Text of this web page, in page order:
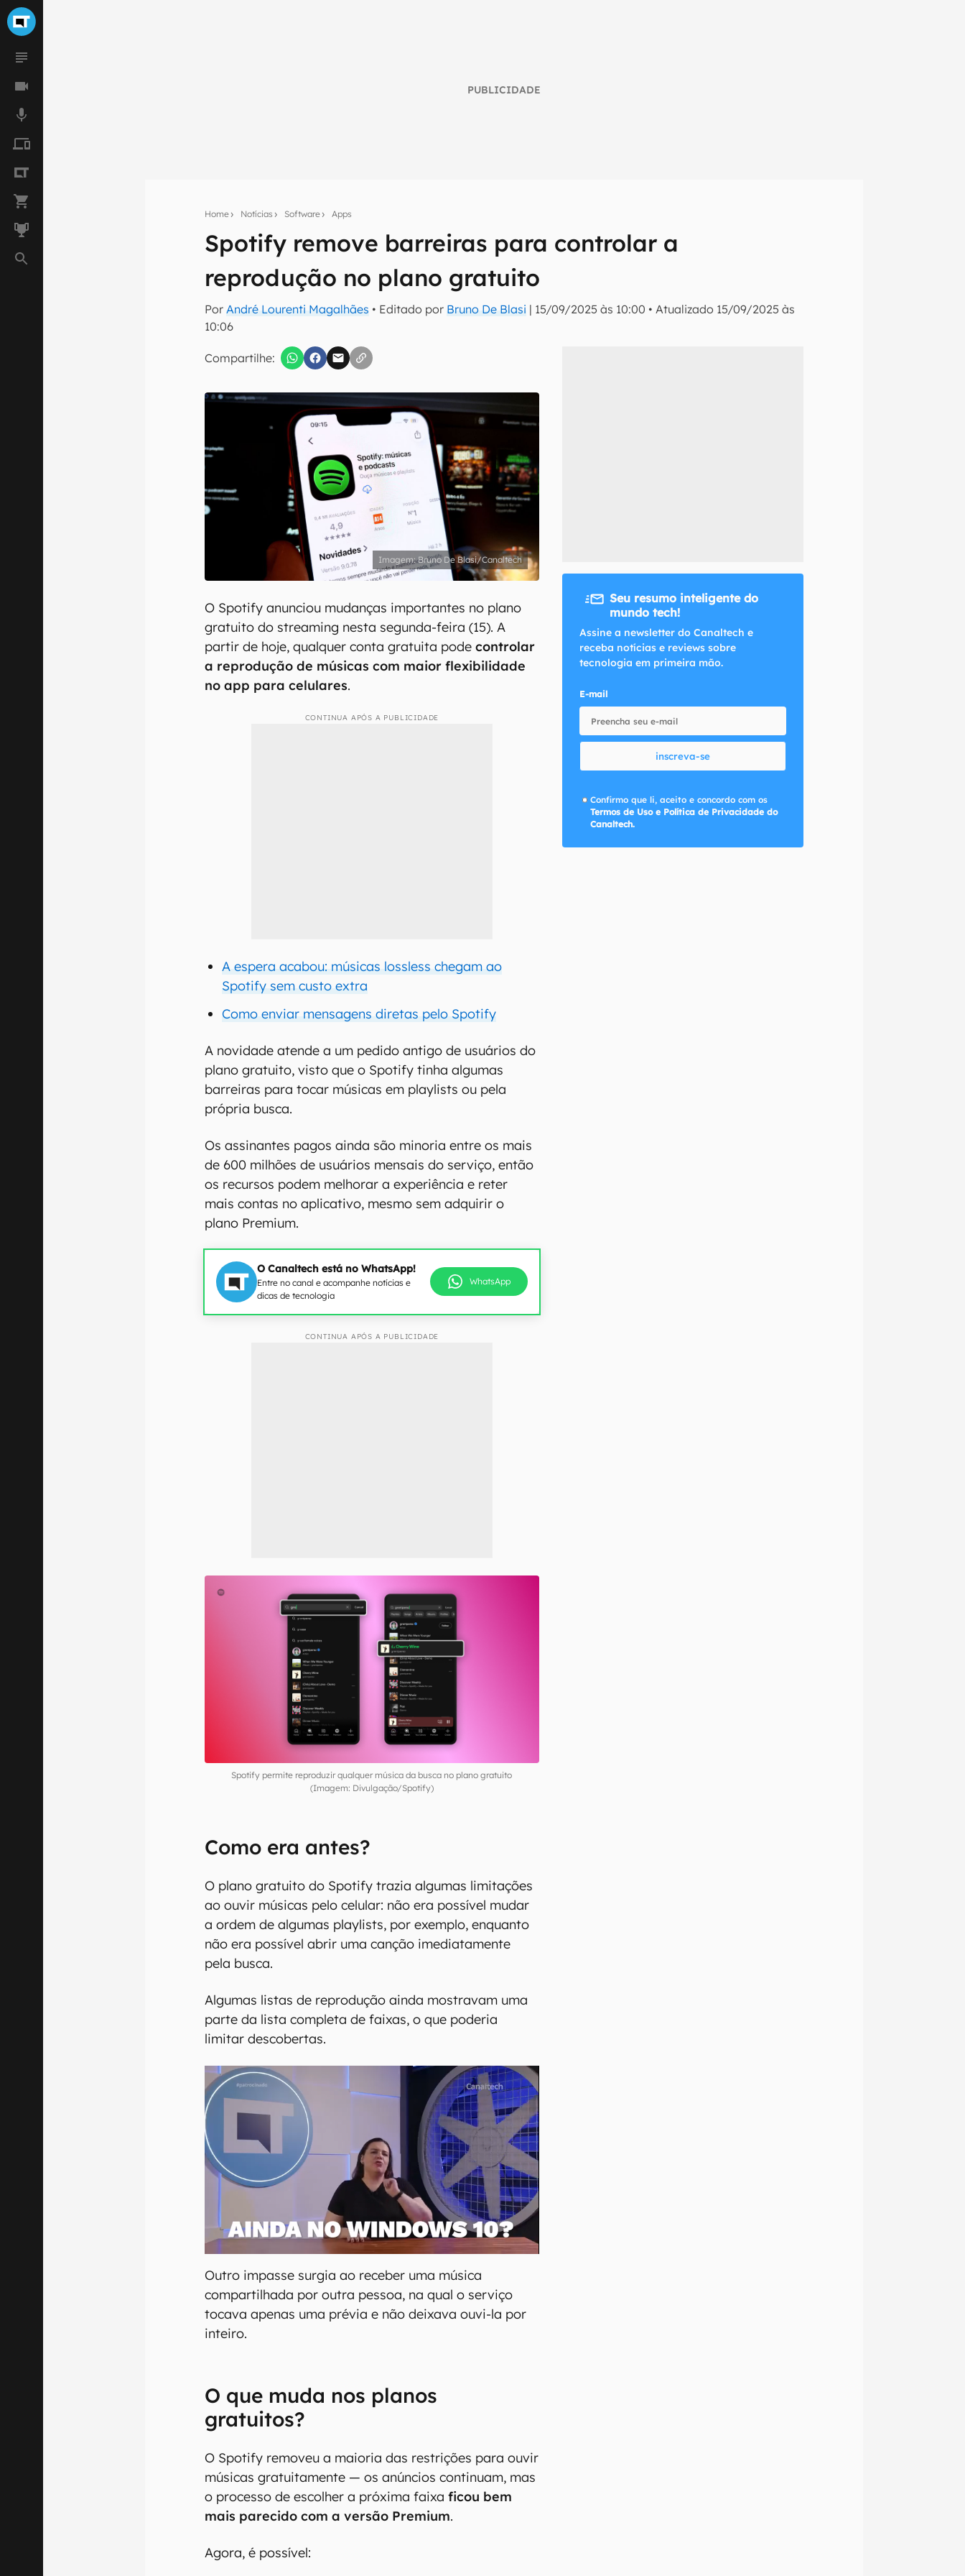
PUBLICIDADE
Home Notícias Software Apps
Spotify remove barreiras para controlar a
reprodução no plano gratuito
PorAndré Lourenti Magalhães • Editado por Bruno De Blasi | 15/09/2025 às 10:00 •Atualizado 15/09/2025 às
10:06
Compartilhe:
Seu resumo inteligente do mundo tech!
Assine a newsletter do Canaltech e receba notícias e reviews sobre tecnologia em primeira
Confirmo que li, aceito e concordo com os
Bruno De Blasi/Canaltech
O Spotify anunciou mudanças importantes no plano
gratuito do streaming nesta segunda-feira (15). A
partir de hoje, qualquer conta gratuita podecontrolar
a reprodução de músicas com maior flexibilidade
no app para celulares.
CONTINUA APÓS A PUBLICIDADE
A espera acabou: músicas lossless chegam ao
Spotify sem custo extra
Como enviar mensagens diretas pelo Spotify
A novidade atende a um pedido antigo de usuários do
plano gratuito, visto que o Spotify tinha algumas
barreiras para tocar músicas em playlists ou pela
própria busca.
Os assinantes pagos ainda são minoria entre os mais
de 600 milhões de usuários mensais do serviço, então
os recursos podem melhorar a experiência e reter
mais contas no aplicativo, mesmo sem adquirir o
plano Premium.
O Canaltech está no WhatsApp!
Entre no canal e acompanhe notícias e
dicas de tecnologia
WhatsApp
CONTINUA APÓS A PUBLICIDADE
Spotify permite reproduzir qualquer música da busca no plano gratuito
(Imagem: Divulgação/Spotify)
Como era antes?
O plano gratuito do Spotify trazia algumas limitações
ao ouvir músicas pelo celular: não era possível mudar
a ordem de algumas playlists, por exemplo, enquanto
não era possível abrir uma canção imediatamente
pela busca.
Algumas listas de reprodução ainda mostravam uma
parte da lista completa de faixas, o que poderia
limitar descobertas.
Outro impasse surgia ao receber uma música
compartilhada por outra pessoa, na qual o serviço
tocava apenas uma prévia e não deixava ouvi-la por
inteiro.
O que muda nos planos
gratuitos?
O Spotify removeu a maioria das restrições para ouvir
músicas gratuitamente — os anúncios continuam, mas
o processo de escolher a próxima faixaficou bem
mais parecido com a versão Premium.
Agora, é possível:
Seu resumo inteligente do
mundo tech!
Assine a newsletter do Canaltech e
receba notícias e reviews sobre
tecnologia em primeira mão.
E-mail
inscreva-se
Confirmo que li, aceito e concordo com os
Termos de Uso e Política de Privacidade do
Canaltech.